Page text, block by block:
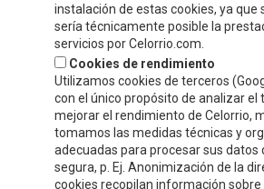
instalación de estas cookies, ya que
sería técnicamente posible la
servicios por Celorrio.com.
Cookies de rendimiento
Utilizamos cookies de terceros
con el único propósito de analizar el
mejorar el rendimiento de Celorrio,
tomamos las medidas técnicas y
adecuadas para procesar sus datos
segura, p. Ej. Anonimización de la
cookies recopilan información sobre